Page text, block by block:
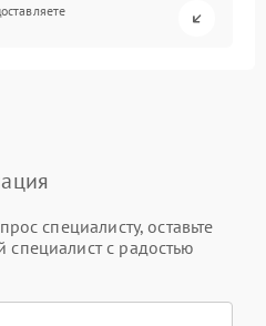
специалисту, оставьте
с радостью